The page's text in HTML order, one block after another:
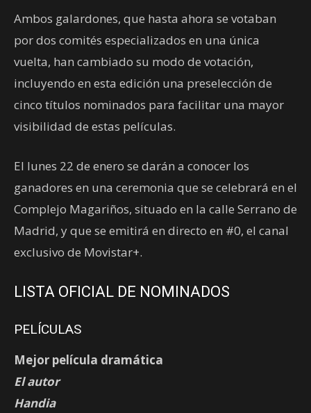
Ambos galardones, que hasta ahora se votaban
por dos comités especializados en una única
vuelta, han cambiado su modo de votación,
incluyendo en esta edición una preselección de
cinco títulos nominados para facilitar una mayor
visibilidad de estas películas.
El lunes 22 de enero se darán a conocer los
ganadores en una ceremonia que se celebrará en el
Complejo Magariños, situado en la calle Serrano de
Madrid, y que se emitirá en directo en #0, el canal
exclusivo de Movistar+.
LISTA OFICIAL DE NOMINADOS
PELÍCULAS
Mejor película dramática
El autor
Handia